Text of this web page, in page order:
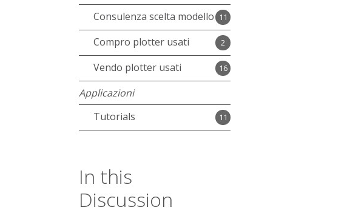
11
Consulenza scelta modello
2
Compro plotter usati
16
Vendo plotter usati
Applicazioni
11
Tutorials
In this
Discussion